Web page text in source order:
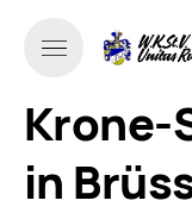
Krone-
in